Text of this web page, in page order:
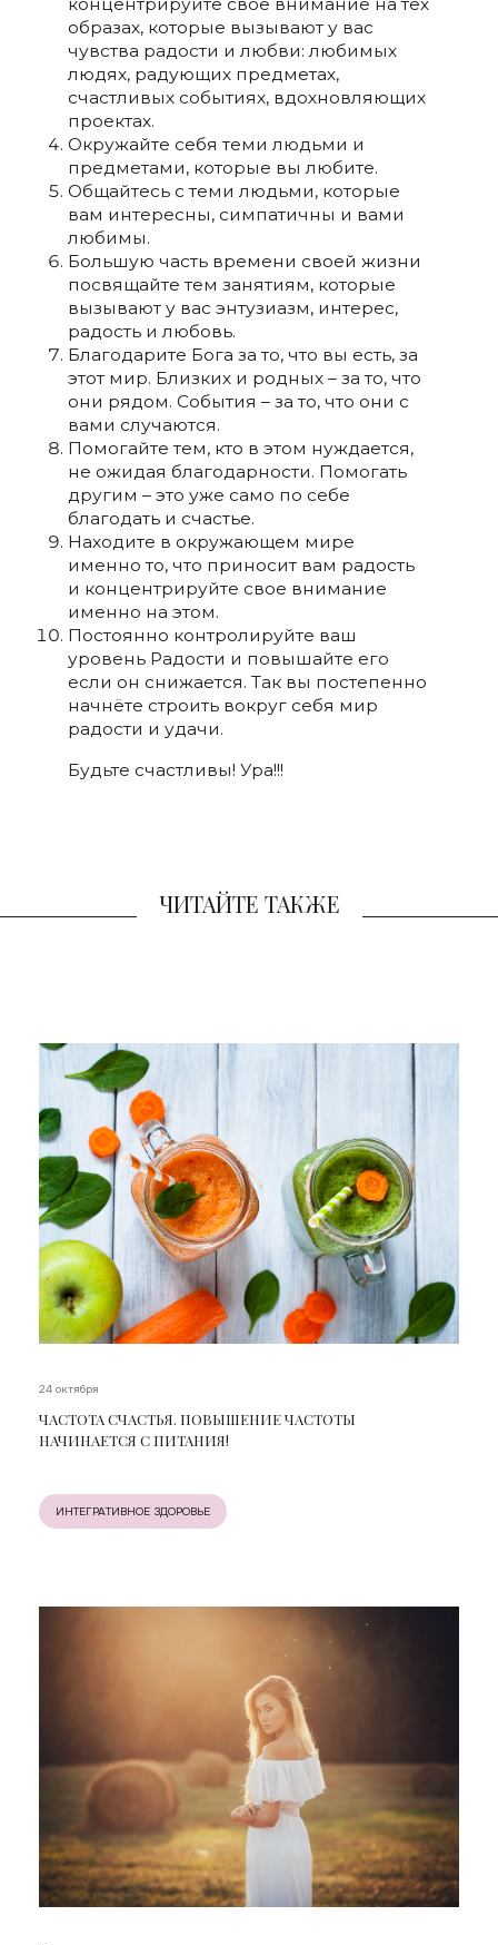
концентрируйте свое внимание на тех
образах, которые вызывают у вас
чувства радости и любви: любимых
людях, радующих предметах,
счастливых событиях, вдохновляющих
проектах.
Окружайте себя теми людьми и
предметами, которые вы любите.
Общайтесь с теми людьми, которые
вам интересны, симпатичны и вами
любимы.
Большую часть времени своей жизни
посвящайте тем занятиям, которые
вызывают у вас энтузиазм, интерес,
радость и любовь.
Благодарите Бога за то, что вы есть, за
этот мир. Близких и родных – за то, что
они рядом. События – за то, что они с
вами случаются.
Помогайте тем, кто в этом нуждается,
не ожидая благодарности. Помогать
другим – это уже само по себе
благодать и счастье.
Находите в окружающем мире
именно то, что приносит вам радость
и концентрируйте свое внимание
именно на этом.
Постоянно контролируйте ваш
уровень Радости и повышайте его
если он снижается. Так вы постепенно
начнёте строить вокруг себя мир
радости и удачи.
Будьте счастливы! Ура!!!
ЧИТАЙТЕ ТАКЖЕ
24 октября
ЧАСТОТА СЧАСТЬЯ. ПОВЫШЕНИЕ ЧАСТОТЫ
НАЧИНАЕТСЯ С ПИТАНИЯ!
ИНТЕГРАТИВНОЕ ЗДОРОВЬЕ